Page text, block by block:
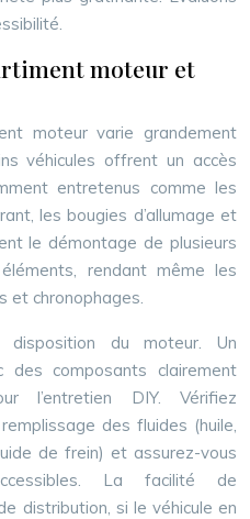
moteur et
moteur varie grandement
véhicules offrent un accès
entretenus comme les
les bougies d’allumage et
le démontage de plusieurs
rendant même les
et chronophages.
disposition du moteur. Un
des composants clairement
l’entretien DIY. Vérifiez
des fluides (huile,
de frein) et assurez-vous
La facilité de
distribution, si le véhicule en